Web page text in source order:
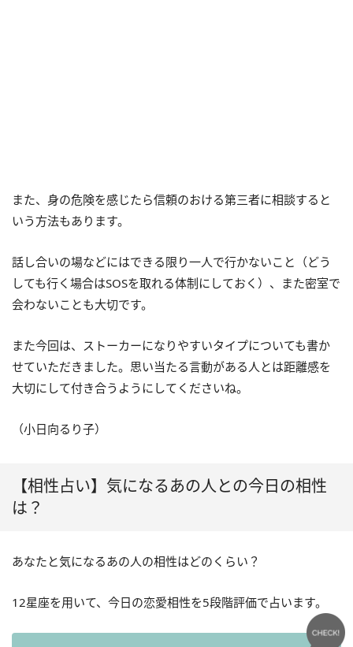
また、身の危険を感じたら信頼のおける第三者に相談すると
いう方法もあります。
話し合いの場などにはできる限り一人で行かないこと（どう
しても行く場合はSOSを取れる体制にしておく）、また密室で
会わないことも大切です。
また今回は、ストーカーになりやすいタイプについても書か
せていただきました。思い当たる言動がある人とは距離感を
大切にして付き合うようにしてくださいね。
（小日向るり子）
【相性占い】気になるあの人との今日の相性
は？
あなたと気になるあの人の相性はどのくらい？
12星座を用いて、今日の恋愛相性を5段階評価で占います。